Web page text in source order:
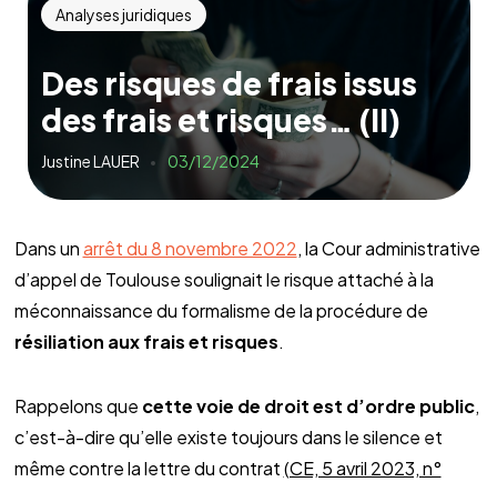
Analyses juridiques
Des risques de frais issus
des frais et risques… (II)
Justine LAUER 03/12/2024
Dans unarrêt du 8 novembre 2022, la Cour administrative
d’appel de Toulouse soulignait le risque attaché à la
méconnaissance du formalisme de la procédure de
résiliation aux frais et risques.
Rappelons que cette voie de droit est d’ordre public,
c’est-à-dire qu’elle existe toujours dans le silence et
même contre la lettre du contrat(CE, 5 avril 2023, n°